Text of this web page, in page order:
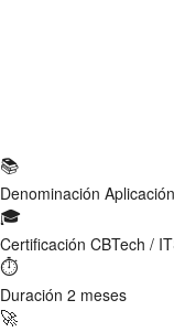
📚
Denominación
🎓
Certificación CBTech /
⏱
Duración 2 meses
🚀